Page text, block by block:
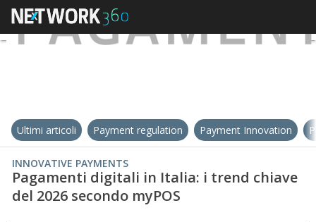
Ultimi articoli Payment regulation Payment Innovation
INNOVATIVE PAYMENTS
Pagamenti digitali in Italia: i trend chiave
del 2026 secondo myPOS